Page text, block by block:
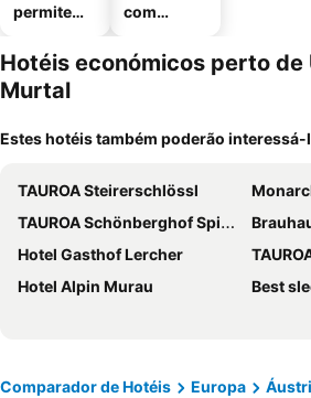
permitem
com
mento
Hotéis económicos perto de
Murtal
Estes hotéis também poderão interessá-
TAUROA Steirerschlössl
TAUROA Schönberghof Spielberg
Hotel Gasthof Lercher
Hotel Alpin Murau
Best
Comparador de Hotéis Europa